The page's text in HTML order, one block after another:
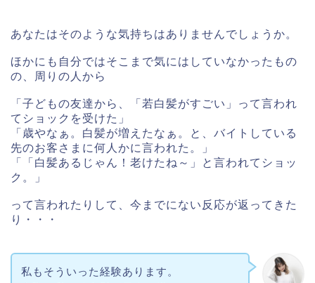
あなたはそのような気持ちはありませんでしょうか。
ほかにも自分ではそこまで気にはしていなかったもの
の、周りの人から
「子どもの友達から、「若白髪がすごい」って言われ
てショックを受けた」
「歳やなぁ。白髪が増えたなぁ。と、バイトしている
先のお客さまに何人かに言われた。」
「「白髪あるじゃん！老けたね～」と言われてショッ
ク。」
って言われたりして、今までにない反応が返ってきた
り・・・
私もそういった経験あります。